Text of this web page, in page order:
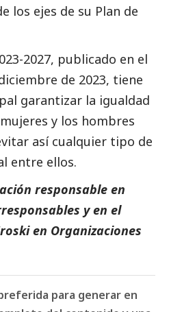
los ejes de su Plan de
2027, publicado en el
de 2023, tiene
garantizar la igualdad
y los hombres
así cualquier tipo de
entre ellos.
responsable en
y en el
en Organizaciones
para generar en